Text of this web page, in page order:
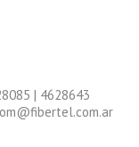
| 4628643